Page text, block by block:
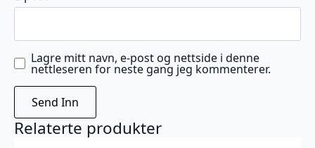
Lagre mitt navn, e-post og nettside i denne
nettleseren for neste gang jeg kommenterer.
Relaterte produkter